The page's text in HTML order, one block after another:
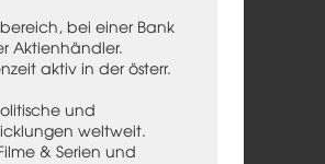
bei einer Bank
Aktienhändler.
aktiv in der österr.
und
weltweit.
& Serien und